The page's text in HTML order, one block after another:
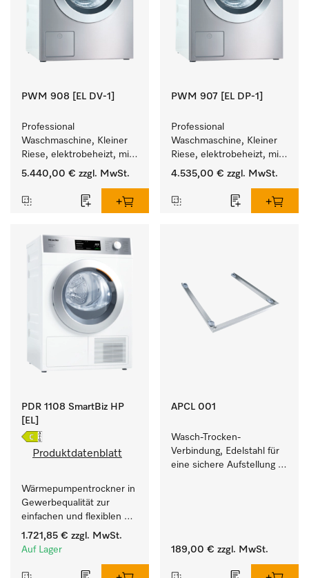
PWM 908 [EL DV-1]
Professional
Waschmaschine, Kleiner
Riese, elektrobeheizt, mit
Ablaufventil und
Programmen.
Leistung 8 kg  in 49 min .
5.440,00 € zzgl. MwSt.
PWM 907 [EL DP-1]
Professional
Waschmaschine, Kleiner
Riese, elektrobeheizt, mit
Ablaufpumpe und
Programmen.
Leistung 7 kg  in 49 min .
4.535,00 € zzgl. MwSt.
PDR 1108 SmartBiz HP
[EL]
Produktdatenblatt
Wärmepumpentrockner in
Gewerbequalität zur
einfachen und flexiblen
Aufstellung ohne
Abluftleitung.
1.721,85 € zzgl. MwSt.
Auf Lager
APCL 001
Wasch-Trocken-
Verbindung, Edelstahl für
eine sichere Aufstellung
189,00 € zzgl. MwSt.